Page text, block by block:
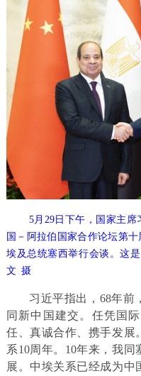
5月29日下午，国家主
国－阿拉伯国家合作论坛第
埃及总统塞西举行会谈。这
文 摄
习近平指出，68年前
同新中国建交。任凭国
任、真诚合作、携手发展
系10周年。10年来，我
展。中埃关系已经成为中